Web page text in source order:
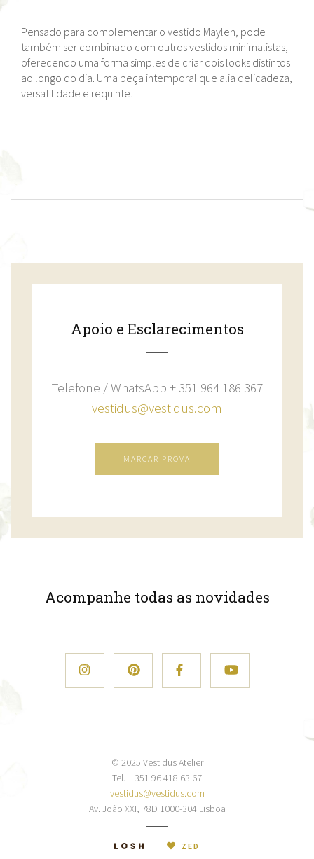
Pensado para complementar o vestido Maylen, pode
também ser combinado com outros vestidos minimalistas,
oferecendo uma forma simples de criar dois looks distintos
ao longo do dia. Uma peça intemporal que alia delicadeza,
versatilidade e requinte.
Apoio e Esclarecimentos
Telefone / WhatsApp + 351 964 186 367
vestidus@vestidus.com
MARCAR PROVA
Acompanhe todas as novidades
© 2025 Vestidus Atelier
Tel. + 351 96 418 63 67
vestidus@vestidus.com
Av. João XXI, 78D 1000-304 Lisboa
ZED